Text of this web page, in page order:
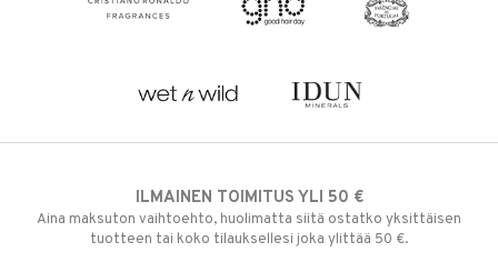
ILMAINEN TOIMITUS YLI 50 €
Aina maksuton vaihtoehto, huolimatta siitä ostatko yksittäisen
tuotteen tai koko tilauksellesi joka ylittää 50 €.